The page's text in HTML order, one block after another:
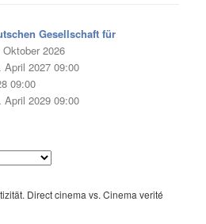
Gesellschaft für
2026
April 2027 09:00
09:00
April 2029 09:00